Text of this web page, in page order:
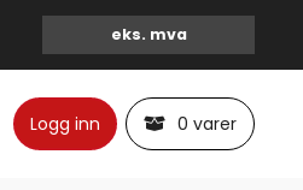
Logg inn 0 varer